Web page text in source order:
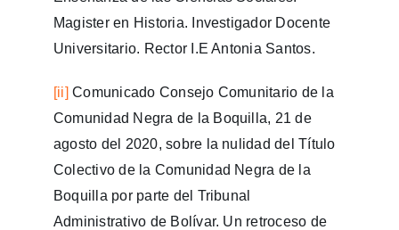
Magister en Historia. Investigador Docente
Universitario. Rector I.E Antonia Santos.
[ii] Comunicado Consejo Comunitario de la
Comunidad Negra de la Boquilla, 21 de
agosto del 2020, sobre la nulidad del Título
Colectivo de la Comunidad Negra de la
Boquilla por parte del Tribunal
Administrativo de Bolívar. Un retroceso de